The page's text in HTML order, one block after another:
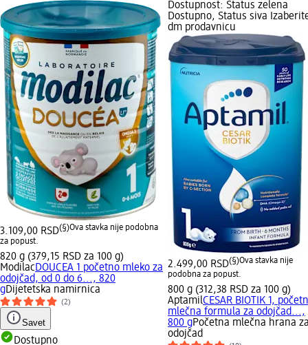
3.109,00 RSD(§)Ova stavka nije podobna
za popust.
820 g (379,15 RSD za 100 g)
ModilacDOUCEA 1 početno mleko za
odojčad, od 0 do 6..., 820
gDijetetska namirnica
(2)
Savet
Dostupno
Dostupnost: Status zelena
Dostupno, Status siva
dm prodavnicu
2.499,00 RSD(§)Ova stavka nije
podobna za popust.
800 g (312,38 RSD za 100 g)
AptamilCESAR BIOTIK 1,
mlečna formula za odojčad...,
800 gPočetna mlečna hrana
odojčad